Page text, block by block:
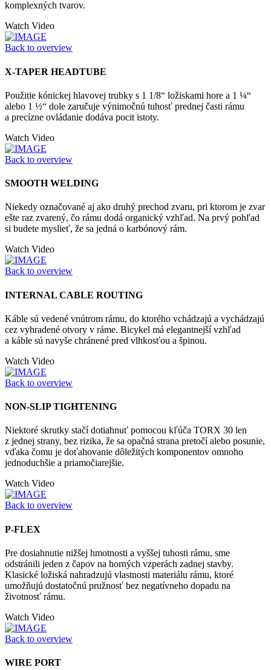
komplexných tvarov.
Watch Video
Back to overview
X-TAPER HEADTUBE
Použitie kónickej hlavovej trubky s 1 1/8“ ložiskami hore a 1 ¼“
alebo 1 ½“ dole zaručuje výnimočnú tuhosť prednej časti rámu
a precízne ovládanie dodáva pocit istoty.
Watch Video
Back to overview
SMOOTH WELDING
Niekedy označované aj ako druhý prechod zvaru, pri ktorom je zvar
ešte raz zvarený, čo rámu dodá organický vzhľad. Na prvý pohľad
si budete myslieť, že sa jedná o karbónový rám.
Watch Video
Back to overview
INTERNAL CABLE ROUTING
Káble sú vedené vnútrom rámu, do ktorého vchádzajú a vychádzajú
cez vyhradené otvory v ráme. Bicykel má elegantnejší vzhľad
a káble sú navyše chránené pred vlhkosťou a špinou.
Watch Video
Back to overview
NON-SLIP TIGHTENING
Niektoré skrutky stačí dotiahnuť pomocou kľúča TORX 30 len
z jednej strany, bez rizika, že sa opačná strana pretočí alebo posunie,
vďaka čomu je doťahovanie dôležitých komponentov omnoho
jednoduchšie a priamočiarejšie.
Watch Video
Back to overview
P-FLEX
Pre dosiahnutie nižšej hmotnosti a vyššej tuhosti rámu, sme
odstránili jeden z čapov na horných vzperách zadnej stavby.
Klasické ložiská nahradzujú vlastnosti materiálu rámu, ktoré
umožňujú dostatočnú pružnosť bez negatívneho dopadu na
životnosť rámu.
Watch Video
Back to overview
WIRE PORT